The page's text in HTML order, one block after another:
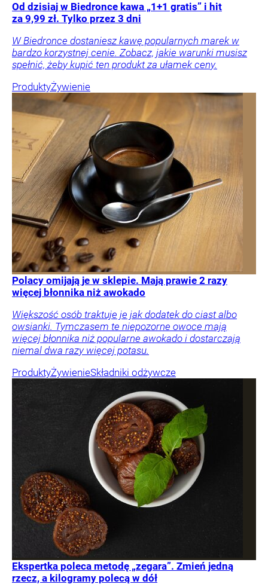
Od dzisiaj w Biedronce kawa „1+1 gratis” i hit
za 9,99 zł. Tylko przez 3 dni
W Biedronce dostaniesz kawę popularnych marek w
bardzo korzystnej cenie. Zobacz, jakie warunki musisz
spełnić, żeby kupić ten produkt za ułamek ceny.
ProduktyŻywienie
Polacy omijają je w sklepie. Mają prawie 2 razy
więcej błonnika niż awokado
Większość osób traktuje je jak dodatek do ciast albo
owsianki. Tymczasem te niepozorne owoce mają
więcej błonnika niż popularne awokado i dostarczają
niemal dwa razy więcej potasu.
ProduktyŻywienieSkładniki odżywcze
Ekspertka poleca metodę „zegara”. Zmień jedną
rzecz, a kilogramy polecą w dół